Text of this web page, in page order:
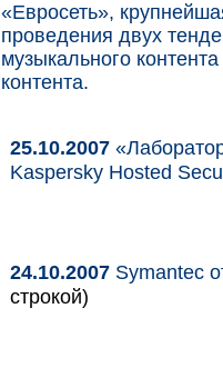
«Евросеть»,
проведения двух
музыкального
контента.
25.10.2007
Kaspersky Hosted
24.10.2007 Symantec
строкой)